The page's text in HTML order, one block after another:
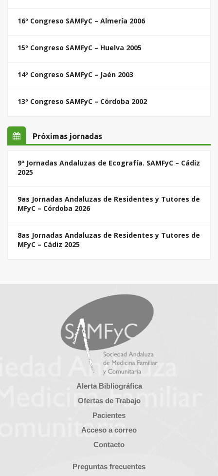
16º Congreso SAMFyC – Almería 2006
15º Congreso SAMFyC – Huelva 2005
14º Congreso SAMFyC – Jaén 2003
13º Congreso SAMFyC – Córdoba 2002
Próximas jornadas
9ª Jornadas Andaluzas de Ecografía. SAMFyC – Cádiz
2025
9as Jornadas Andaluzas de Residentes y Tutores de
MFyC – Córdoba 2026
8as Jornadas Andaluzas de Residentes y Tutores de
MFyC – Cádiz 2025
Alerta Bibliográfica
Ofertas de Trabajo
Pacientes
Acceso a correo
Contacto
Preguntas frecuentes